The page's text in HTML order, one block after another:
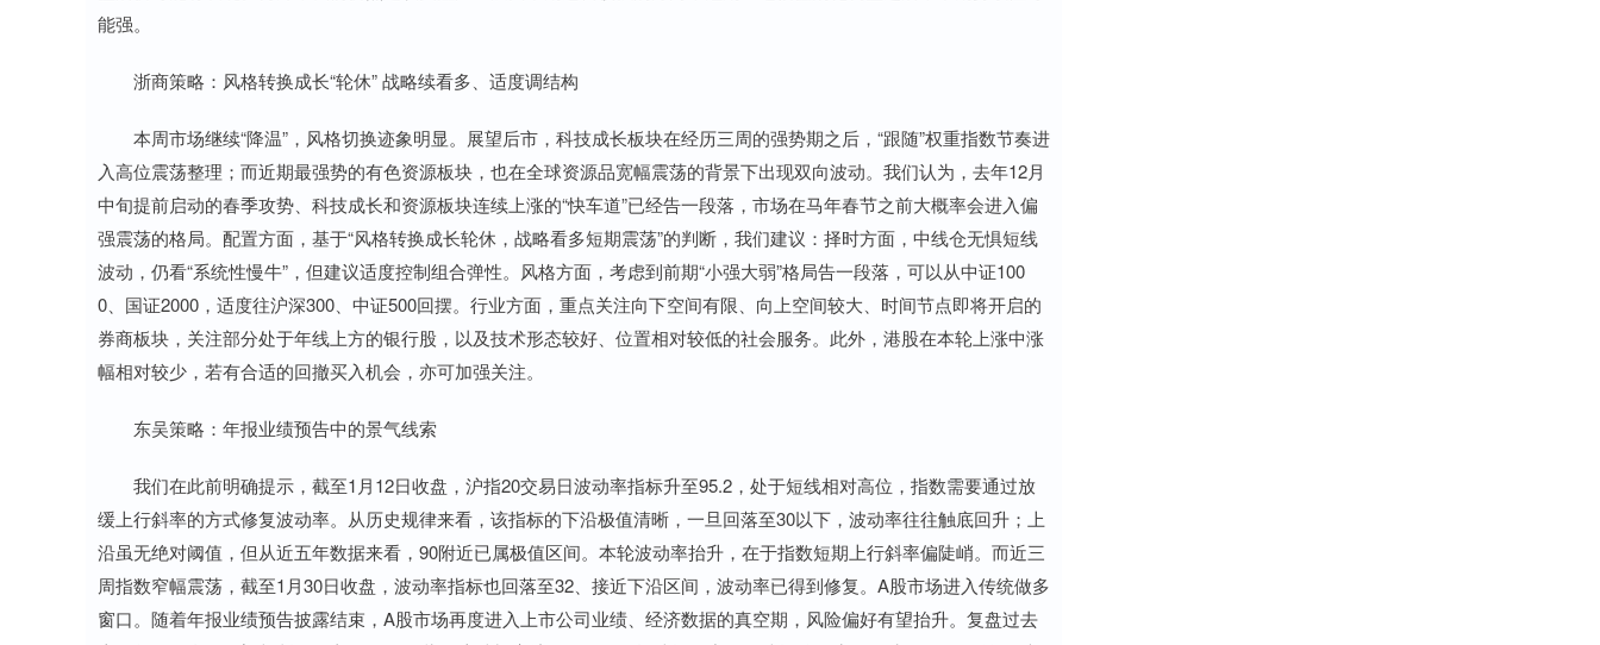
能强。
浙商策略：风格转换成长“轮休” 战略续看多、适度调结构
本周市场继续“降温”，风格切换迹象明显。展望后市，科技成长板块在经历三周的强势期之后，“跟随”权重指数节奏进
入高位震荡整理；而近期最强势的有色资源板块，也在全球资源品宽幅震荡的背景下出现双向波动。我们认为，去年12月
中旬提前启动的春季攻势、科技成长和资源板块连续上涨的“快车道”已经告一段落，市场在马年春节之前大概率会进入偏
强震荡的格局。配置方面，基于“风格转换成长轮休，战略看多短期震荡”的判断，我们建议：择时方面，中线仓无惧短线
波动，仍看“系统性慢牛”，但建议适度控制组合弹性。风格方面，考虑到前期“小强大弱”格局告一段落，可以从中证100
0、国证2000，适度往沪深300、中证500回摆。行业方面，重点关注向下空间有限、向上空间较大、时间节点即将开启的
券商板块，关注部分处于年线上方的银行股，以及技术形态较好、位置相对较低的社会服务。此外，港股在本轮上涨中涨
幅相对较少，若有合适的回撤买入机会，亦可加强关注。
东吴策略：年报业绩预告中的景气线索
我们在此前明确提示，截至1月12日收盘，沪指20交易日波动率指标升至95.2，处于短线相对高位，指数需要通过放
缓上行斜率的方式修复波动率。从历史规律来看，该指标的下沿极值清晰，一旦回落至30以下，波动率往往触底回升；上
沿虽无绝对阈值，但从近五年数据来看，90附近已属极值区间。本轮波动率抬升，在于指数短期上行斜率偏陡峭。而近三
周指数窄幅震荡，截至1月30日收盘，波动率指标也回落至32、接近下沿区间，波动率已得到修复。A股市场进入传统做多
窗口。随着年报业绩预告披露结束，A股市场再度进入上市公司业绩、经济数据的真空期，风险偏好有望抬升。复盘过去